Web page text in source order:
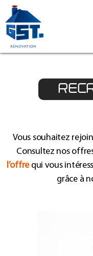
Vous souhaitez
Consultez nos
l’offrequi vous
grâce à